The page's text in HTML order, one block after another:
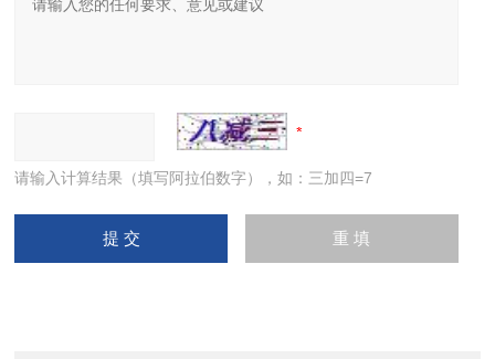
请输入计算结果（填写阿拉伯数字），如：三加四=7